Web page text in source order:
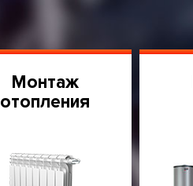
Монтаж
отопления